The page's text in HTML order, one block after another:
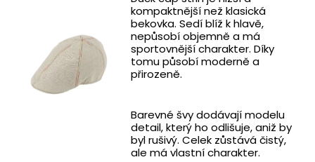
kompaktnější než klasická
bekovka. Sedí blíž k hlavě,
nepůsobí objemně a má
sportovnější charakter. Díky
tomu působí moderně a
přirozeně.
Barevné švy dodávají modelu
detail, který ho odlišuje, aniž by
byl rušivý. Celek zůstává čistý,
ale má vlastní charakter.